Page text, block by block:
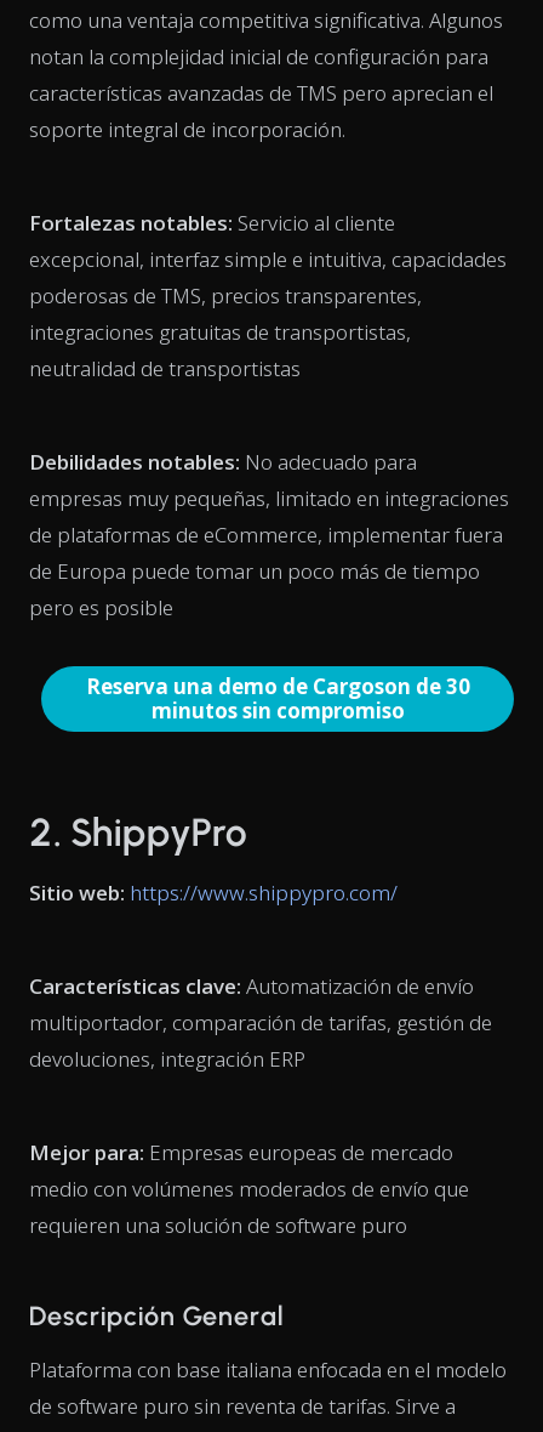
como una ventaja competitiva significativa. Algunos
notan la complejidad inicial de configuración para
características avanzadas de TMS pero aprecian el
soporte integral de incorporación.
Fortalezas notables: Servicio al cliente
excepcional, interfaz simple e intuitiva, capacidades
poderosas de TMS, precios transparentes,
integraciones gratuitas de transportistas,
neutralidad de transportistas
Debilidades notables: No adecuado para
empresas muy pequeñas, limitado en integraciones
de plataformas de eCommerce, implementar fuera
de Europa puede tomar un poco más de tiempo
pero es posible
Reserva una demo de Cargoson de 30
minutos sin compromiso
2. ShippyPro
Sitio web: https://www.shippypro.com/
Características clave: Automatización de envío
multiportador, comparación de tarifas, gestión de
devoluciones, integración ERP
Mejor para: Empresas europeas de mercado
medio con volúmenes moderados de envío que
requieren una solución de software puro
Descripción General
Plataforma con base italiana enfocada en el modelo
de software puro sin reventa de tarifas. Sirve a